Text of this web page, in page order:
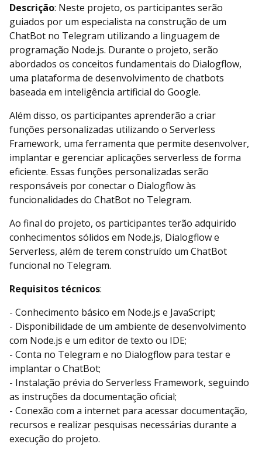
Descrição: Neste projeto, os participantes serão
guiados por um especialista na construção de um
ChatBot no Telegram utilizando a linguagem de
programação Node.js. Durante o projeto, serão
abordados os conceitos fundamentais do Dialogflow,
uma plataforma de desenvolvimento de chatbots
baseada em inteligência artificial do Google.
Além disso, os participantes aprenderão a criar
funções personalizadas utilizando o Serverless
Framework, uma ferramenta que permite desenvolver,
implantar e gerenciar aplicações serverless de forma
eficiente. Essas funções personalizadas serão
responsáveis por conectar o Dialogflow às
funcionalidades do ChatBot no Telegram.
Ao final do projeto, os participantes terão adquirido
conhecimentos sólidos em Node.js, Dialogflow e
Serverless, além de terem construído um ChatBot
funcional no Telegram.
Requisitos técnicos:
- Conhecimento básico em Node.js e JavaScript;
- Disponibilidade de um ambiente de desenvolvimento
com Node.js e um editor de texto ou IDE;
- Conta no Telegram e no Dialogflow para testar e
implantar o ChatBot;
- Instalação prévia do Serverless Framework, seguindo
as instruções da documentação oficial;
- Conexão com a internet para acessar documentação,
recursos e realizar pesquisas necessárias durante a
execução do projeto.